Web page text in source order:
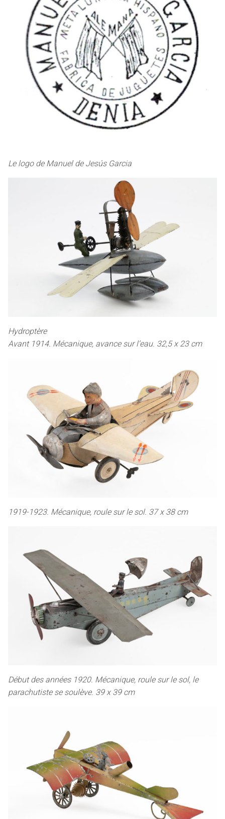
Le logo de Manuel de Jesús Garcia
Hydroptère
Avant 1914. Mécanique, avance sur l’eau. 32,5 x 23 cm
1919-1923. Mécanique, roule sur le sol. 37 x 38 cm
Début des années 1920. Mécanique, roule sur le sol, le
parachutiste se soulève. 39 x 39 cm